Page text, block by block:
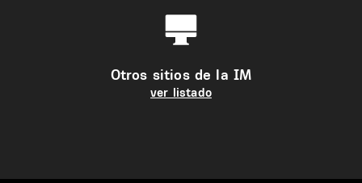
Otros sitios de la IM
ver listado